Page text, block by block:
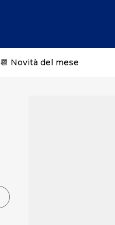
📆 Novità del mese